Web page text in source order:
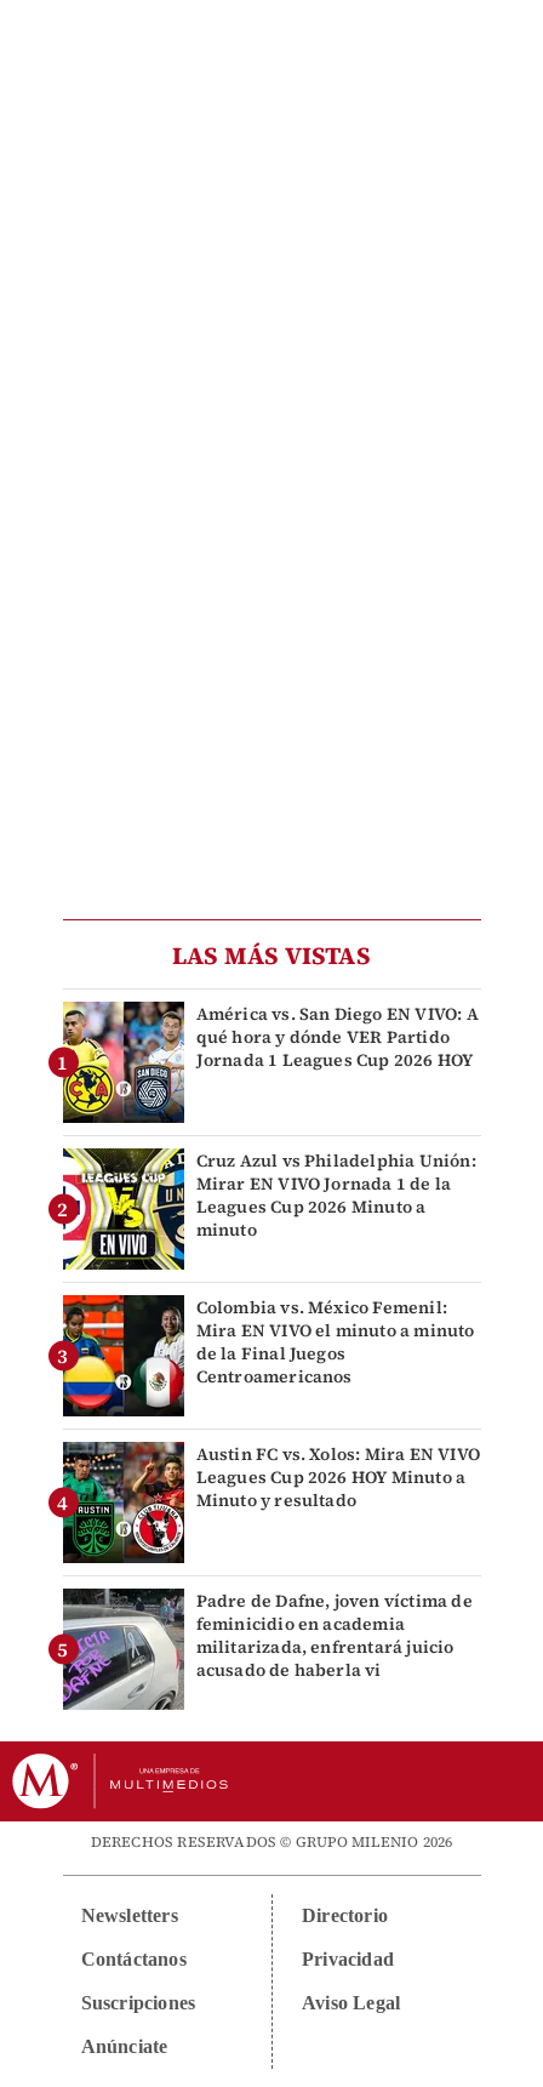
LAS MÁS VISTAS
América vs. San Diego EN VIVO: A
qué hora y dónde VER Partido
Jornada 1 Leagues Cup 2026 HOY
Cruz Azul vs Philadelphia Unión:
Mirar EN VIVO Jornada 1 de la
Leagues Cup 2026 Minuto a
minuto
Colombia vs. México Femenil:
Mira EN VIVO el minuto a minuto
de la Final Juegos
Centroamericanos
Austin FC vs. Xolos: Mira EN VIVO
Leagues Cup 2026 HOY Minuto a
Minuto y resultado
Padre de Dafne, joven víctima de
feminicidio en academia
militarizada, enfrentará juicio
acusado de haberla vi
DERECHOS RESERVADOS © GRUPO MILENIO 2026
Newsletters
Contáctanos
Suscripciones
Anúnciate
Directorio
Privacidad
Aviso Legal